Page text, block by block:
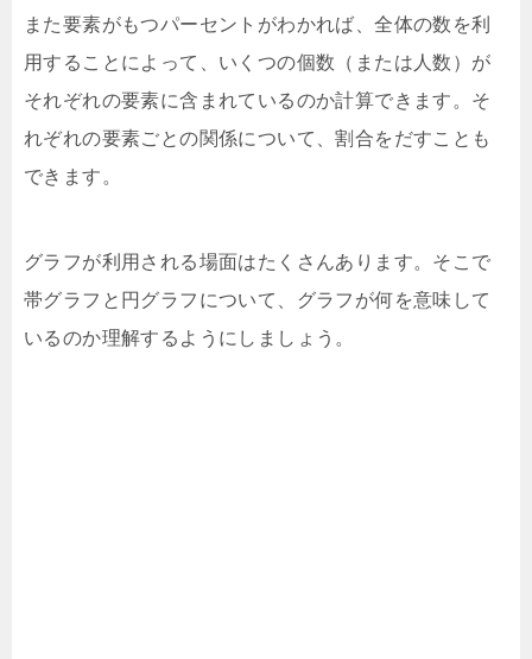
また要素がもつパーセントがわかれば、全体の数を利
用することによって、いくつの個数（または人数）が
それぞれの要素に含まれているのか計算できます。そ
れぞれの要素ごとの関係について、割合をだすことも
できます。
グラフが利用される場面はたくさんあります。そこで
帯グラフと円グラフについて、グラフが何を意味して
いるのか理解するようにしましょう。